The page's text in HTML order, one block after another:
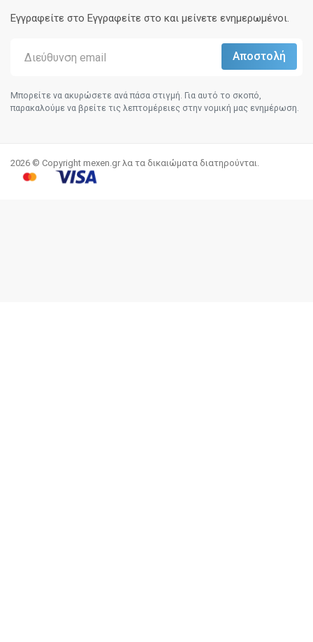
Εγγραφείτε στο Eγγραφείτε στο και μείνετε ενημερωμένοι.
Μπορείτε να ακυρώσετε ανά πάσα στιγμή. Για αυτό το σκοπό,
παρακαλούμε να βρείτε τις λεπτομέρειες στην νομική μας ενημέρωση.
2026 © Copyright mexen.gr λα τα δικαιώματα διατηρούνται.